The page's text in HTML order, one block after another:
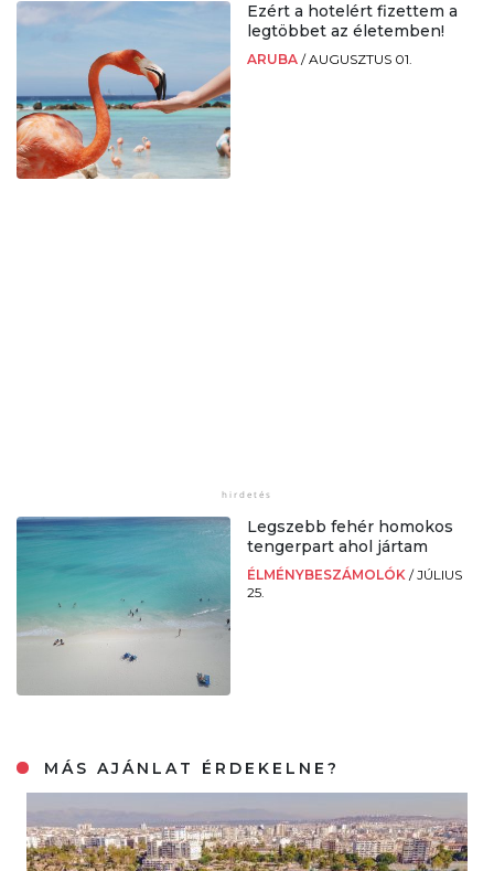
Ezért a hotelért fizettem a
legtöbbet az életemben!
ARUBA /AUGUSZTUS 01.
Legszebb fehér homokos
tengerpart ahol jártam
ÉLMÉNYBESZÁMOLÓK /JÚLIUS
25.
MÁS AJÁNLAT ÉRDEKELNE?